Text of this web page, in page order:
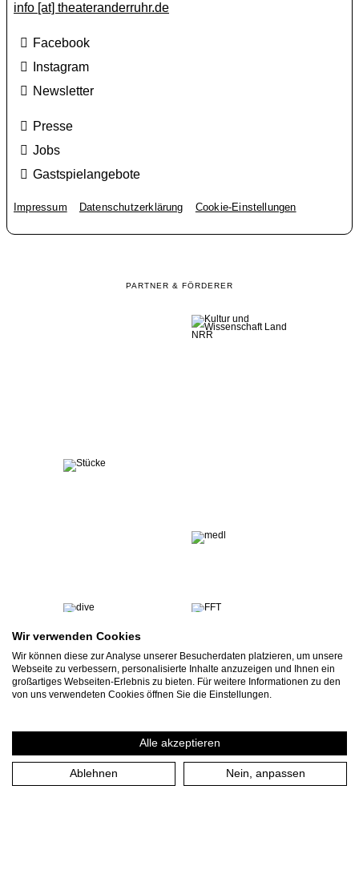
info [​at​] theateranderruhr.de
Facebook
Instagram
Newsletter
Presse
Jobs
Gastspielangebote
Impressum Datenschutzerklärung Cookie-Einstellungen
PARTNER & FÖRDERER
Wir verwenden Cookies
Wir können diese zur Analyse unserer Besucherdaten platzieren, um unsere
Webseite zu verbessern, personalisierte Inhalte anzuzeigen und Ihnen ein
großartiges Webseiten-Erlebnis zu bieten. Für weitere Informationen zu den
von uns verwendeten Cookies öffnen Sie die Einstellungen.
Alle akzeptieren
Ablehnen Nein, anpassen